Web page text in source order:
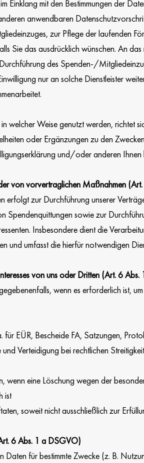
Einklang mit den Bestimmungen der
anwendbaren
zur Pflege der laufenden
Sie das ausdrücklich wünschen. An
des Spenden-/
nur an solche Dienstleister
welcher Weise genutzt werden, richtet
oder Ergänzungen zu den
und/oder anderen
von vorvertraglichen Maßnahmen
erfolgt zur Durchführung unserer
Spendenquittungen sowie zur
Insbesondere dient die
und umfasst die hierfür notwendigen
von uns oder Dritten (Art. 6
wenn es erforderlich ist,
EÜR, Bescheide FA, Satzungen,
Verteidigung bei rechtlichen
wenn eine Löschung wegen der
ist
soweit nicht ausschließlich zur
6 Abs. 1 a DSGVO)
Daten für bestimmte Zwecke (z. B.